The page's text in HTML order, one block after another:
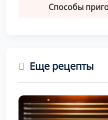
Способы
Еще рецепты